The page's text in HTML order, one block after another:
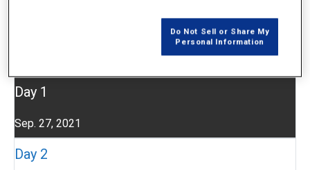
Day 1
Sep. 27, 2021
Day 2
Do Not Sell or Share My
Personal Information